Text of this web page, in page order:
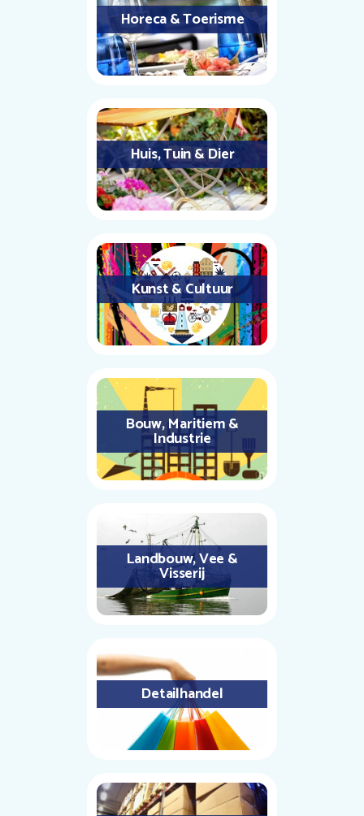
Horeca & Toerisme
Huis, Tuin & Dier
Kunst & Cultuur
Bouw, Maritiem &
Industrie
Landbouw, Vee &
Visserij
Detailhandel